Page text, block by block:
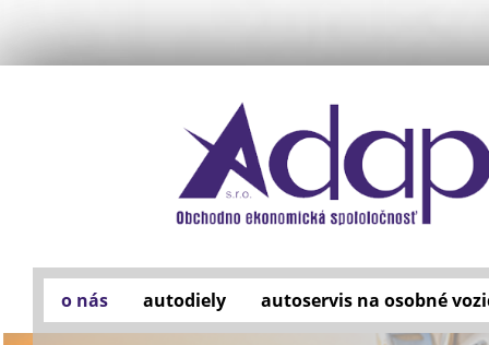
o nás autodiely autoservis na osobné